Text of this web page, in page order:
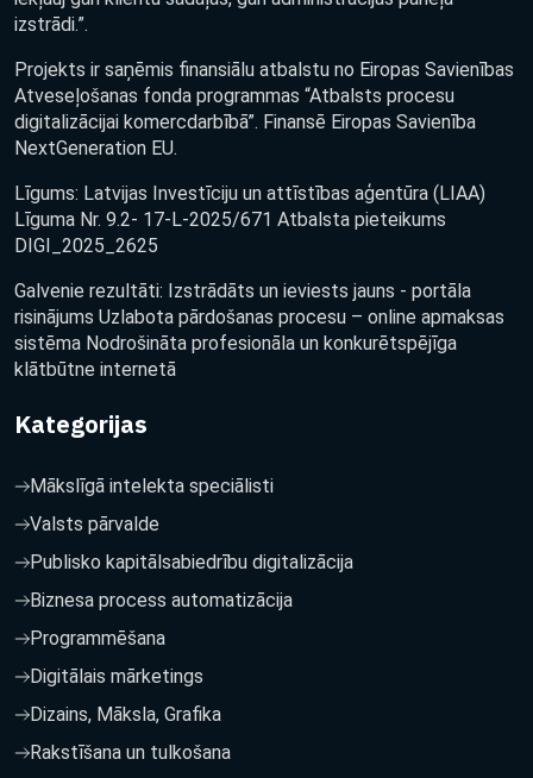
izstrādi.”.
Projekts ir saņēmis finansiālu atbalstu no Eiropas Savienības
Atveseļošanas fonda programmas “Atbalsts procesu
digitalizācijai komercdarbībā”. Finansē Eiropas Savienība
NextGeneration EU.
Līgums: Latvijas Investīciju un attīstības aģentūra (LIAA)
Līguma Nr. 9.2- 17-L-2025/671 Atbalsta pieteikums
DIGI_2025_2625
Galvenie rezultāti: Izstrādāts un ieviests jauns - portāla
risinājums Uzlabota pārdošanas procesu – online apmaksas
sistēma Nodrošināta profesionāla un konkurētspējīga
klātbūtne internetā
Kategorijas
Mākslīgā intelekta speciālisti
Valsts pārvalde
Publisko kapitālsabiedrību digitalizācija
Biznesa process automatizācija
Programmēšana
Digitālais mārketings
Dizains, Māksla, Grafika
Rakstīšana un tulkošana